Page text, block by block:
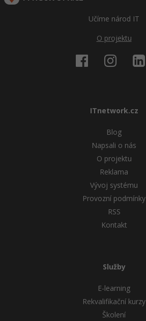
Učíme národ IT
O projektu
ITnetwork.cz
Blog
Napsali o nás
O projektu
Reklama
Vývoj systému
Provozní podmínky
RSS
Kontakt
Služby
E-learning
Rekvalifikační kurzy
Školení